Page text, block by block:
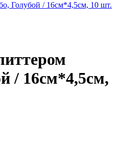
/ 16см*4,5см,